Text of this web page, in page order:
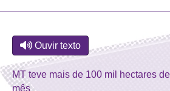
Ouvir texto
MT teve mais de 100 mil hectares
mês